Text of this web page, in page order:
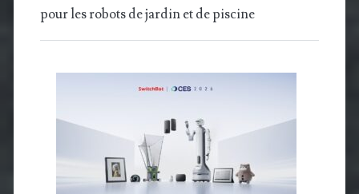
pour les robots de jardin et de piscine